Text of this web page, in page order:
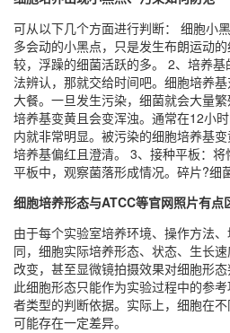
可从以下几个方面进行判断： 细胞小
多会动的小黑点，只是发生布朗运动
较，浮躁的细菌活跃的多。 2、培养
法辨认，那就交给时间吧。细胞培养
大餐。一旦发生污染，细菌就会大量繁
培养基变黄且会变浑浊。通常在12小
内就非常明显。被污染的细胞培养基
培养基偏红且澄清。 3、接种平板：
平板中，观察菌落形成情况。碎片?细
细胞培养形态与ATCC等官网照片有点
由于每个实验室培养环境、操作方法
同，细胞实际培养形态、状态、生长
改变，甚至显微镜拍摄效果对细胞形
此细胞形态只能作为实验过程中的参
者类型的判断依据。实际上，细胞在
可能存在一定差异。